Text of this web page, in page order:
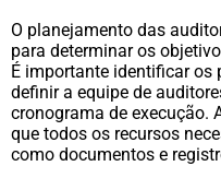
O planejamento das
para determinar os
É importante identificar os
definir a equipe de
cronograma de execução.
que todos os recursos
como documentos e